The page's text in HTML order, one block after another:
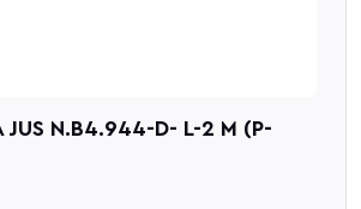
JUS N.B4.944-D- L-2 M (P-